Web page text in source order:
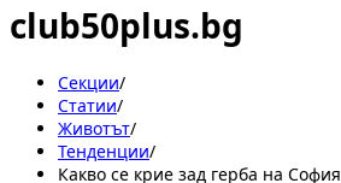
club50plus.bg
Секции/
Статии/
Животът/
Тенденции/
Какво се крие зад герба на София